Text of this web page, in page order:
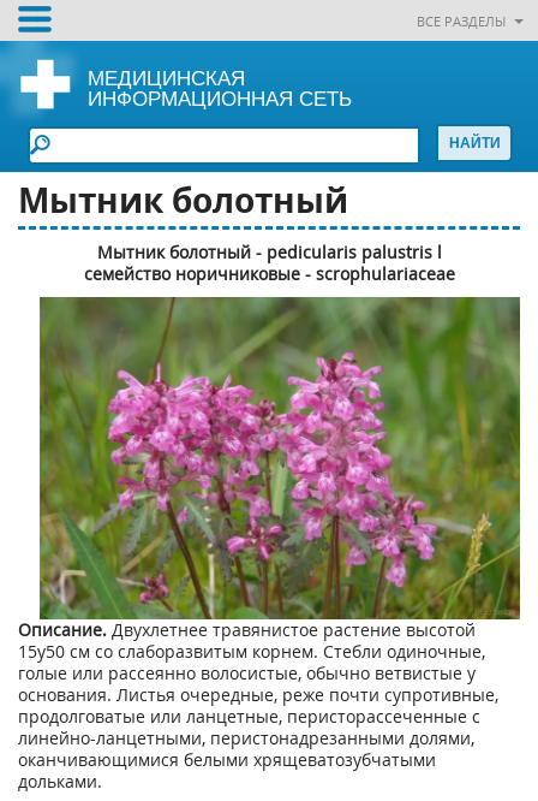
ВСЕ РАЗДЕЛЫ
МЕДИЦИНСКАЯ
ИНФОРМАЦИОННАЯ СЕТЬ
Мытник болотный
Мытник болотный - pedicularis palustris l
семейство норичниковые - scrophulariaceae
Описание. Двухлетнее травянистое растение высотой
15у50 см со слаборазвитым корнем. Стебли одиночные,
голые или рассеянно волосистые, обычно ветвистые у
основания. Листья очередные, реже почти супротивные,
продолговатые или ланцетные, перисторассеченные с
линейно-ланцетными, перистонадрезанными долями,
оканчивающимися белыми хрящеватозубчатыми
дольками.